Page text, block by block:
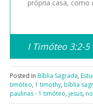
própria casa, como
I Timóteo 3:2-5
Posted in Bíblia Sagrada,
timóteo, 1 timothy, bíblia
paulinas - 1 timóteo, jesus,